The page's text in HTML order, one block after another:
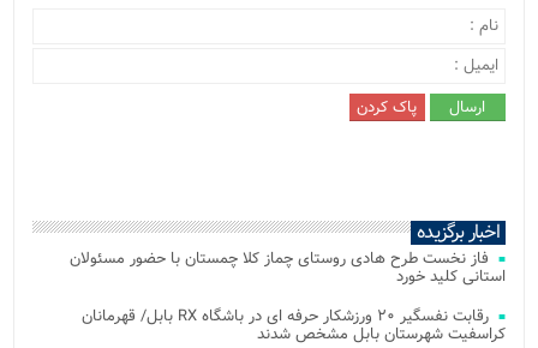
اخبار برگزیده
فاز نخست طرح هادی روستای چماز کلا چمستان با حضور مسئولان
استانی کلید خورد
رقابت نفسگیر ۲۰ ورزشکار حرفه ای در باشگاه RX بابل/ قهرمانان
کراسفیت شهرستان بابل مشخص شدند